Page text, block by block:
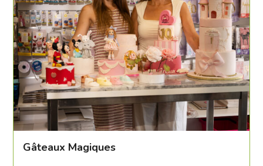
Gâteaux Magiques